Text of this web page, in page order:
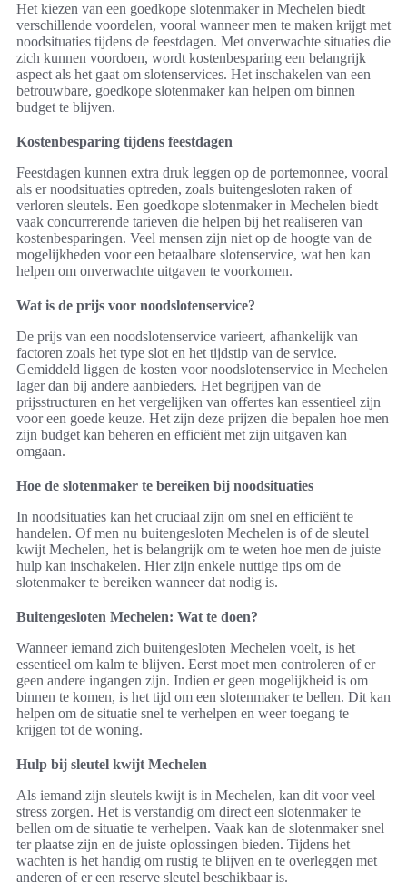
Het kiezen van een goedkope slotenmaker in Mechelen biedt
verschillende voordelen, vooral wanneer men te maken krijgt met
noodsituaties tijdens de feestdagen. Met onverwachte situaties die
zich kunnen voordoen, wordt kostenbesparing een belangrijk
aspect als het gaat om slotenservices. Het inschakelen van een
betrouwbare, goedkope slotenmaker kan helpen om binnen
budget te blijven.
Kostenbesparing tijdens feestdagen
Feestdagen kunnen extra druk leggen op de portemonnee, vooral
als er noodsituaties optreden, zoals buitengesloten raken of
verloren sleutels. Een goedkope slotenmaker in Mechelen biedt
vaak concurrerende tarieven die helpen bij het realiseren van
kostenbesparingen. Veel mensen zijn niet op de hoogte van de
mogelijkheden voor een betaalbare slotenservice, wat hen kan
helpen om onverwachte uitgaven te voorkomen.
Wat is de prijs voor noodslotenservice?
De prijs van een noodslotenservice varieert, afhankelijk van
factoren zoals het type slot en het tijdstip van de service.
Gemiddeld liggen de kosten voor noodslotenservice in Mechelen
lager dan bij andere aanbieders. Het begrijpen van de
prijsstructuren en het vergelijken van offertes kan essentieel zijn
voor een goede keuze. Het zijn deze prijzen die bepalen hoe men
zijn budget kan beheren en efficiënt met zijn uitgaven kan
omgaan.
Hoe de slotenmaker te bereiken bij noodsituaties
In noodsituaties kan het cruciaal zijn om snel en efficiënt te
handelen. Of men nu buitengesloten Mechelen is of de sleutel
kwijt Mechelen, het is belangrijk om te weten hoe men de juiste
hulp kan inschakelen. Hier zijn enkele nuttige tips om de
slotenmaker te bereiken wanneer dat nodig is.
Buitengesloten Mechelen: Wat te doen?
Wanneer iemand zich buitengesloten Mechelen voelt, is het
essentieel om kalm te blijven. Eerst moet men controleren of er
geen andere ingangen zijn. Indien er geen mogelijkheid is om
binnen te komen, is het tijd om een slotenmaker te bellen. Dit kan
helpen om de situatie snel te verhelpen en weer toegang te
krijgen tot de woning.
Hulp bij sleutel kwijt Mechelen
Als iemand zijn sleutels kwijt is in Mechelen, kan dit voor veel
stress zorgen. Het is verstandig om direct een slotenmaker te
bellen om de situatie te verhelpen. Vaak kan de slotenmaker snel
ter plaatse zijn en de juiste oplossingen bieden. Tijdens het
wachten is het handig om rustig te blijven en te overleggen met
anderen of er een reserve sleutel beschikbaar is.